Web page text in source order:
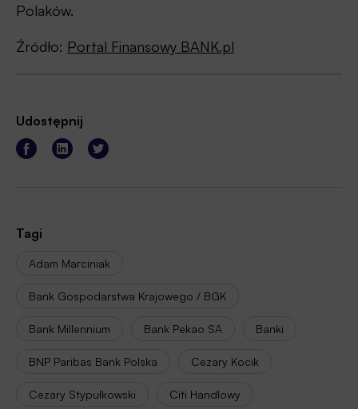
Polaków.
Źródło: Portal Finansowy BANK.pl
Udostępnij
Tagi
Adam Marciniak
Bank Gospodarstwa Krajowego / BGK
Bank Millennium Bank Pekao SA Banki
BNP Paribas Bank Polska Cezary Kocik
Cezary Stypułkowski Citi Handlowy